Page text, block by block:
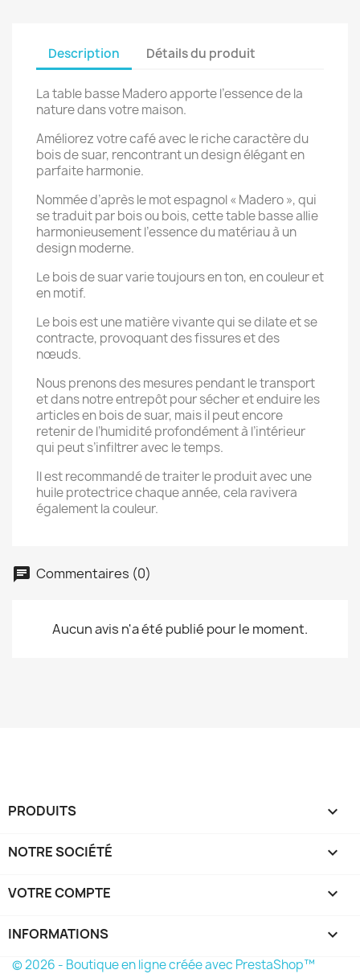
Description Détails du produit
La table basse Madero apporte l’essence de la
nature dans votre maison.
Améliorez votre café avec le riche caractère du
bois de suar, rencontrant un design élégant en
parfaite harmonie.
Nommée d’après le mot espagnol « Madero », qui
se traduit par bois ou bois, cette table basse allie
harmonieusement l’essence du matériau à un
design moderne.
Le bois de suar varie toujours en ton, en couleur et
en motif.
Le bois est une matière vivante qui se dilate et se
contracte, provoquant des fissures et des
nœuds.
Nous prenons des mesures pendant le transport
et dans notre entrepôt pour sécher et enduire les
articles en bois de suar, mais il peut encore
retenir de l’humidité profondément à l’intérieur
qui peut s’infiltrer avec le temps.
Il est recommandé de traiter le produit avec une
huile protectrice chaque année, cela ravivera
également la couleur.
Commentaires (0)
Aucun avis n'a été publié pour le moment.
PRODUITS 
NOTRE SOCIÉTÉ 
VOTRE COMPTE 
INFORMATIONS keyboard_arrow_down
© 2026 - Boutique en ligne créée avec PrestaShop™